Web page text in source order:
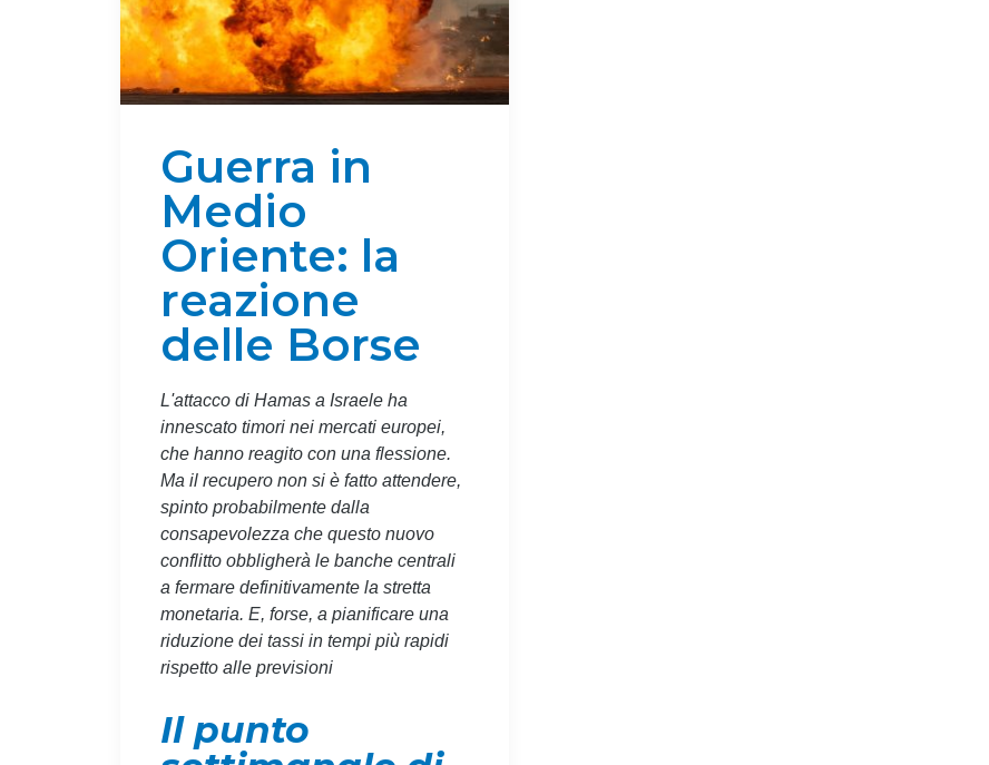
Guerra in
Medio
Oriente: la
reazione
delle Borse
L'attacco di Hamas a Israele ha
innescato timori nei mercati europei,
che hanno reagito con una flessione.
Ma il recupero non si è fatto attendere,
spinto probabilmente dalla
consapevolezza che questo nuovo
conflitto obbligherà le banche centrali
a fermare definitivamente la stretta
monetaria. E, forse, a pianificare una
riduzione dei tassi in tempi più rapidi
rispetto alle previsioni
Il punto